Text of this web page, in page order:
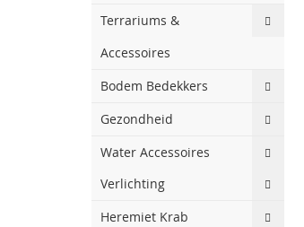
Terrariums &
Accessoires
Bodem Bedekkers
Gezondheid
Water Accessoires
Verlichting
Heremiet Krab